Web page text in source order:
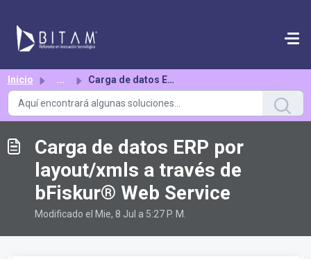
Inicio ... Carga de datos ERP por layout/xmls a través de bFiskur®︎ ...
Carga de datos ERP por
layout/xmls a través de
bFiskur®︎ Web Service
Modificado el Mie, 8 Jul a 5:27 P. M.